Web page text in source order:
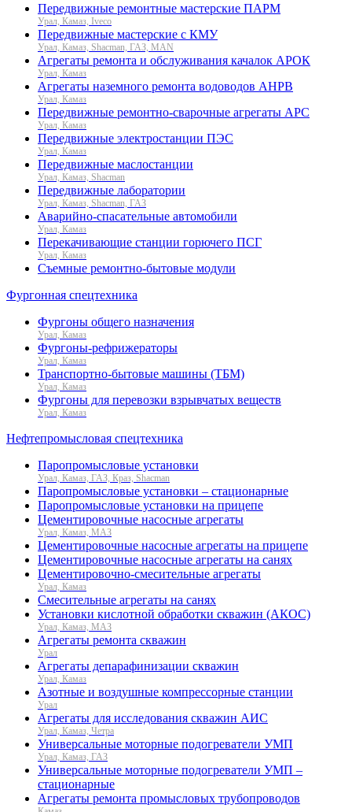
Передвижные ремонтные мастерские ПАРМ
Урал, Камаз, Iveco
Передвижные мастерские с КМУ
Урал, Камаз, Shacman, ГАЗ, MAN
Агрегаты ремонта и обслуживания качалок АРОК
Урал, Камаз
Агрегаты наземного ремонта водоводов АНРВ
Урал, Камаз
Передвижные ремонтно-сварочные агрегаты АРС
Урал, Камаз
Передвижные электростанции ПЭС
Урал, Камаз
Передвижные маслостанции
Урал, Камаз, Shacman
Передвижные лаборатории
Урал, Камаз, Shacman, ГАЗ
Аварийно-спасательные автомобили
Урал, Камаз
Перекачивающие станции горючего ПСГ
Урал, Камаз
Съемные ремонтно-бытовые модули
Фургонная спецтехника
Фургоны общего назначения
Урал, Камаз
Фургоны-рефрижераторы
Урал, Камаз
Транспортно-бытовые машины (ТБМ)
Урал, Камаз
Фургоны для перевозки взрывчатых веществ
Урал, Камаз
Нефтепромысловая спецтехника
Паропромысловые установки
Урал, Камаз, ГАЗ, Краз, Shacman
Паропромысловые установки – стационарные
Паропромысловые установки на прицепе
Цементировочные насосные агрегаты
Урал, Камаз, МАЗ
Цементировочные насосные агрегаты на прицепе
Цементировочные насосные агрегаты на санях
Цементировочно-смесительные агрегаты
Урал, Камаз
Смесительные агрегаты на санях
Установки кислотной обработки скважин (АКОС)
Урал, Камаз, МАЗ
Агрегаты ремонта скважин
Урал
Агрегаты депарафинизации скважин
Урал, Камаз
Азотные и воздушные компрессорные станции
Урал
Агрегаты для исследования скважин АИС
Урал, Камаз, Четра
Универсальные моторные подогреватели УМП
Урал, Камаз, ГАЗ
Универсальные моторные подогреватели УМП –
стационарные
Агрегаты ремонта промысловых трубопроводов